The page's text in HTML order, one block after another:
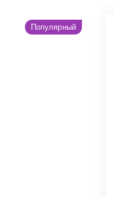
Популярный